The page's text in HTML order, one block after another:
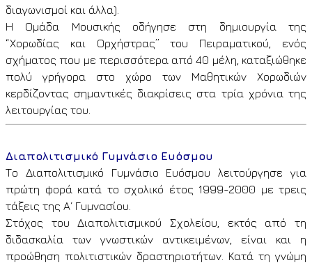
διαγωνισμοί και άλλα).
Η Ομάδα Μουσικής οδήγησε στη δημιουργία της
“Χορωδίας και Ορχήστρας” του Πειραματικού, ενός
σχήματος που με περισσότερα από 40 μέλη, καταξιώθηκε
πολύ γρήγορα στο χώρο των Μαθητικών Χορωδιών
κερδίζοντας σημαντικές διακρίσεις στα τρία χρόνια της
λειτουργίας του.
Διαπολιτισμικό Γυμνάσιο Ευόσμου
Το Διαπολιτισμικό Γυμνάσιο Ευόσμου λειτούργησε για
πρώτη φορά κατά το σχολικό έτος 1999-2000 με τρεις
τάξεις της Α΄ Γυμνασίου.
Στόχος του Διαπολιτισμικού Σχολείου, εκτός από τη
διδασκαλία των γνωστικών αντικειμένων, είναι και η
προώθηση πολιτιστικών δραστηριοτήτων. Κατά τη γνώμη